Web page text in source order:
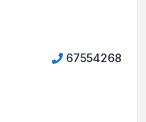
67554268